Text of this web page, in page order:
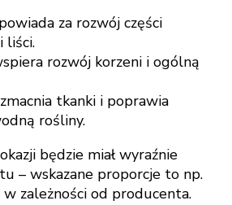
za rozwój części
liści.
rozwój korzeni i ogólną
tkanki i poprawia
rośliny.
będzie miał wyraźnie
– wskazane proporcje to np.
zależności od producenta.